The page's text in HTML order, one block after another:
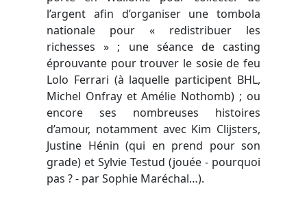
l’argent afin d’organiser une tombola
nationale pour « redistribuer les
richesses » ; une séance de casting
éprouvante pour trouver le sosie de feu
Lolo Ferrari (à laquelle participent BHL,
Michel Onfray et Amélie Nothomb) ; ou
encore ses nombreuses histoires
d’amour, notamment avec Kim Clijsters,
Justine Hénin (qui en prend pour son
grade) et Sylvie Testud (jouée - pourquoi
pas ? - par Sophie Maréchal…).